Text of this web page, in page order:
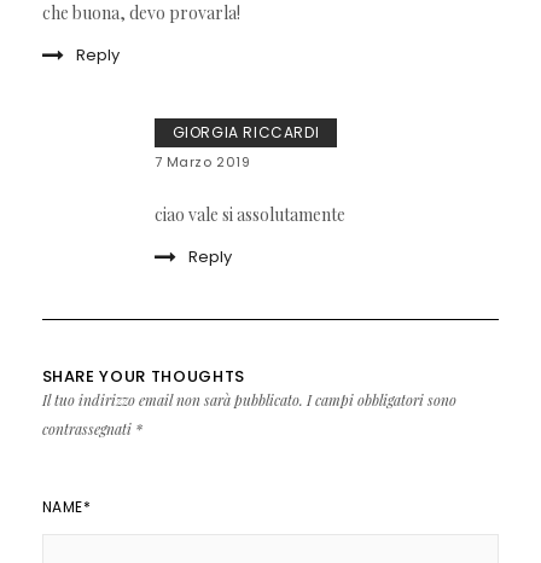
che buona, devo provarla!
Reply
GIORGIA RICCARDI
7 Marzo 2019
ciao vale si assolutamente
Reply
SHARE YOUR THOUGHTS
Il tuo indirizzo email non sarà pubblicato. I campi obbligatori sono
contrassegnati *
NAME*